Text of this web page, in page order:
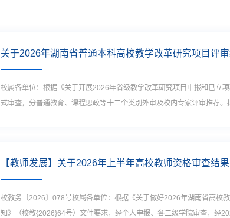
关于2026年湖南省普通本科高校教学改革研究项目评
校属各单位：根据《关于开展2026年省级教学改革研究项目申报和已立
式审查，分普通教育、课程思政等十二个类别外审及校内专家评审推荐
【教师发展】关于2026年上半年高校教师资格审查结
校教务〔2026〕078号校属各单位：根据《关于做好2026年湖南省高校
知》（校教{2026}64号）文件要求，经个人申报、各二级学院审查，经